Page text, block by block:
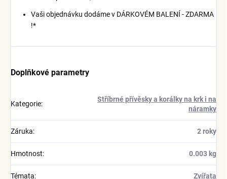
Vaši objednávku dodáme v DÁRKOVÉM BALENÍ - ZDARMA
!*
Doplňkové parametry
Kategorie:
Stříbrné přívěsky a korálky na krk i na
náramky
Záruka: 2 roky
Hmotnost: 0.003 kg
Témata: Zvířata